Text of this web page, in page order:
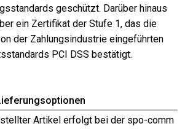
geschützt. Darüber hinaus
ein Zertifikat der Stufe 1, das die
der Zahlungsindustrie eingeführten
PCI DSS bestätigt.
Artikel erfolgt bei der spo-comm